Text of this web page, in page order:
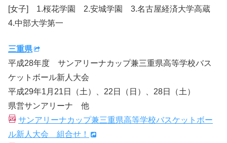
[女子] 1.桜花学園 2.安城学園 3.名古屋経済大学高蔵
4.中部大学第一
三重県
平成28年度 サンアリーナカップ兼三重県高等学校バス
ケットボール新人大会
平成29年1月21日（土）、22日（日）、28日（土）
県営サンアリーナ 他
サンアリーナカップ兼三重県高等学校バスケットボー
ル新人大会 組合せ！